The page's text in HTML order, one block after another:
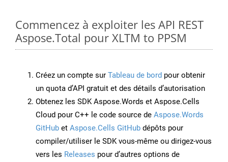
Commencez à exploiter les API REST
Aspose.Total pour XLTM to PPSM
Créez un compte sur Tableau de bord pour obtenir
un quota d’API gratuit et des détails d’autorisation
Obtenez les SDK Aspose.Words et Aspose.Cells
Cloud pour C++ le code source de Aspose.Words
GitHub et Aspose.Cells GitHub dépôts pour
compiler/utiliser le SDK vous-même ou dirigez-vous
vers les Releases pour d’autres options de